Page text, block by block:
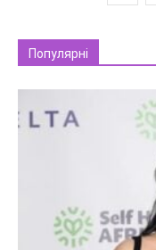
Популярні